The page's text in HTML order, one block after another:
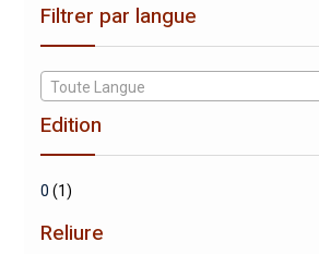
Filtrer par langue
Toute Langue
Edition
0 (1)
Reliure